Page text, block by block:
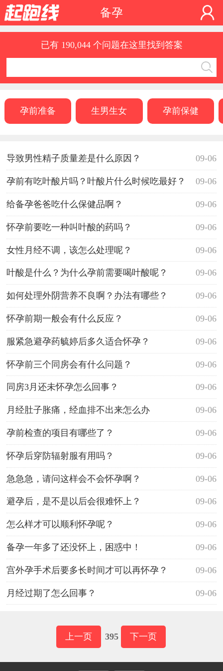
备孕
已有 190,044 个问题在这里找到答案
孕前准备 生男生女 孕前保健
09-06
导致男性精子质量差是什么原因？
09-06
孕前有吃叶酸片吗？叶酸片什么时候吃最好？
09-06
给备孕爸爸吃什么保健品啊？
09-06
怀孕前要吃一种叫叶酸的药吗？
09-06
女性月经不调，该怎么处理呢？
09-06
叶酸是什么？为什么孕前需要喝叶酸呢？
09-06
如何处理外阴营养不良啊？办法有哪些？
09-06
怀孕前期一般会有什么反应？
09-06
服紧急避孕药毓婷后多久适合怀孕？
09-06
怀孕前三个同房会有什么问题？
09-06
同房3月还未怀孕怎么回事？
09-06
月经肚子胀痛，经血排不出来怎么办
09-06
孕前检查的项目有哪些了？
09-06
怀孕后穿防辐射服有用吗？
09-06
急急急，请问这样会不会怀孕啊？
09-06
避孕后，是不是以后会很难怀上？
09-06
怎么样才可以顺利怀孕呢？
09-06
备孕一年多了还没怀上，困惑中！
09-06
宫外孕手术后要多长时间才可以再怀孕？
09-06
月经过期了怎么回事？
上一页 395 下一页